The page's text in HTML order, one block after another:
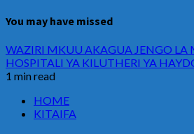
You may have missed
WAZIRI MKUU AKAGUA JENGO
HOSPITALI YA KILUTHERI YA
1 min read
HOME
KITAIFA